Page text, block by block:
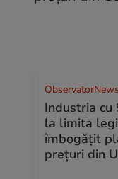
Industria
la limita
îmbogăţit
preţuri din